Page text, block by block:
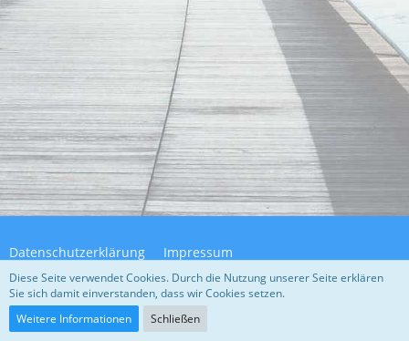
Datenschutzerklärung Impressum
Community-Software:
Diese Seite verwendet Cookies. Durch die Nutzung unserer Seite erklären
Sie sich damit einverstanden, dass wir Cookies setzen.
Weitere Informationen
Schließen